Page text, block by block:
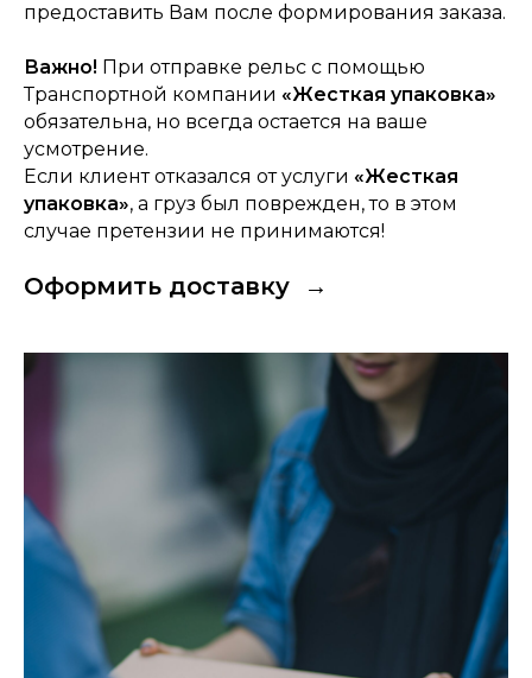
предоставить Вам после формирования заказа.
Важно! При отправке рельс с помощью
Транспортной компании «Жесткая упаковка»
обязательна, но всегда остается на ваше
усмотрение.
Если клиент отказался от услуги «Жесткая
упаковка», а груз был поврежден, то в этом
случае претензии не принимаются!
Оформить доставку